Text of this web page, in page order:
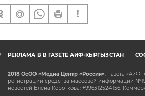
РЕКЛАМА В В ГАЗЕТЕ АИФ-КЫРГЫЗСТАН
2018 ОсОО «Медиа Центр «Россия» . Газета
регистрации средства массовой информации
новостей Елена Короткова: +996312524156.